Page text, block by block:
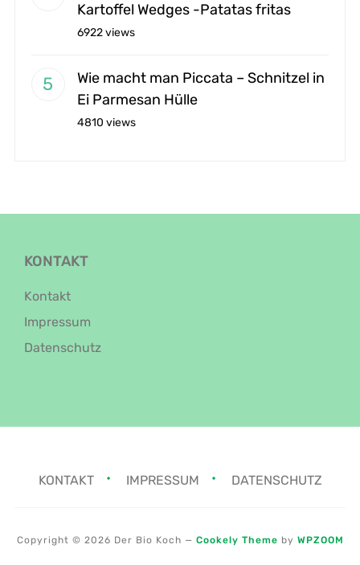
Kartoffel Wedges -Patatas fritas
6922 views
Wie macht man Piccata – Schnitzel in
Ei Parmesan Hülle
4810 views
KONTAKT
Kontakt
Impressum
Datenschutz
KONTAKT IMPRESSUM DATENSCHUTZ
Copyright © 2026 Der Bio Koch — Cookely Theme by WPZOOM